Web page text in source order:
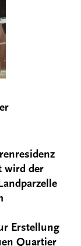
wird der
Erstellung
Quartier